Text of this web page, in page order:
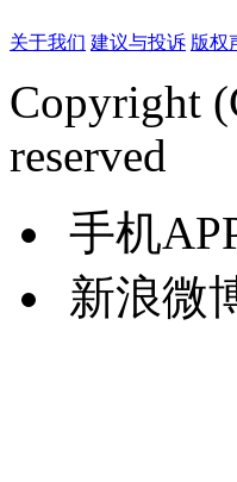
关于我们 建议与投诉 版权
Copyright
reserved
手机
新浪微